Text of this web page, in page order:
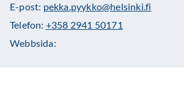
E-post: pekka.pyykko@helsinki.fi
Telefon: +358 2941 50171
Webbsida: